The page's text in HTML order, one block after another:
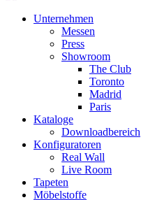
Unternehmen
Messen
Press
Showroom
The Club
Toronto
Madrid
Paris
Kataloge
Downloadbereich
Konfiguratoren
Real Wall
Live Room
Tapeten
Möbelstoffe